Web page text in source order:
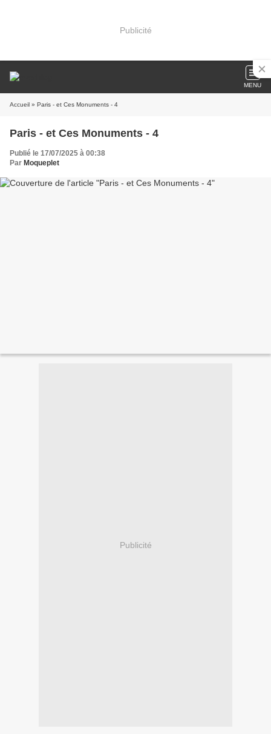
Publicité
MENU
Accueil » Paris - et Ces Monuments - 4
Paris - et Ces Monuments - 4
Publié le 17/07/2025 à 00:38
Par Moqueplet
Publicité